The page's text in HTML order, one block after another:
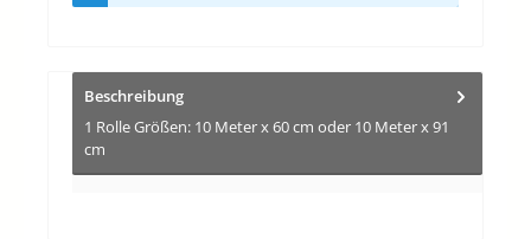
Beschreibung
1 Rolle Größen: 10 Meter x 60 cm oder 10 Meter x 91
cm